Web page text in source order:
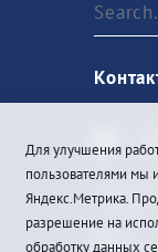
Sign In
Для улучшения
пользователями мы
Яндекс.Метрика.
разрешение на
обработку данных